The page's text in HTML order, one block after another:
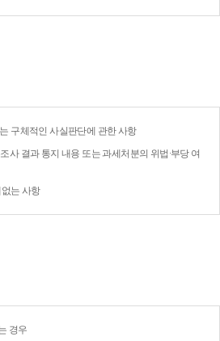
구체적인 사실판단에 관한 사항
사 결과 통지 내용 또는 과세처분의 위법·부당 여
는 사항
경우